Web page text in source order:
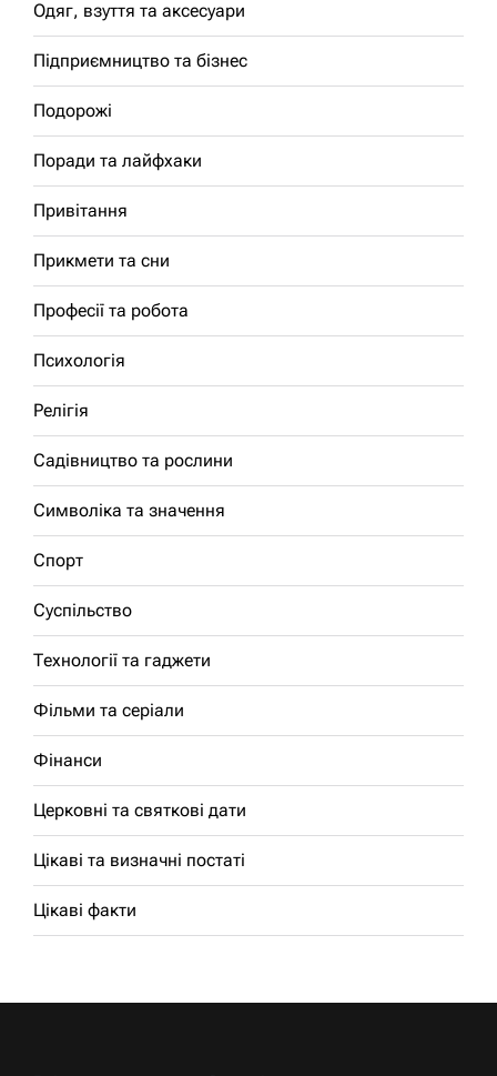
Одяг, взуття та аксесуари
Підприємництво та бізнес
Подорожі
Поради та лайфхаки
Привітання
Прикмети та сни
Професії та робота
Психологія
Релігія
Садівництво та рослини
Символіка та значення
Спорт
Суспільство
Технології та гаджети
Фільми та серіали
Фінанси
Церковні та святкові дати
Цікаві та визначні постаті
Цікаві факти